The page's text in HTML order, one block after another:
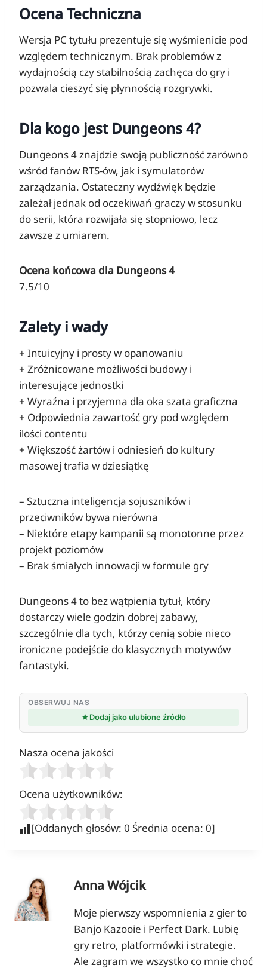
Ocena Techniczna
Wersja PC tytułu prezentuje się wyśmienicie pod
względem technicznym. Brak problemów z
wydajnością czy stabilnością zachęca do gry i
pozwala cieszyć się płynnością rozgrywki.
Dla kogo jest Dungeons 4?
Dungeons 4 znajdzie swoją publiczność zarówno
wśród fanów RTS-ów, jak i symulatorów
zarządzania. Ostateczny wydźwięk będzie
zależał jednak od oczekiwań graczy w stosunku
do serii, która rozwijała się stopniowo, lecz
zawsze z umiarem.
Ocena końcowa dla Dungeons 4
7.5/10
Zalety i wady
+ Intuicyjny i prosty w opanowaniu
+ Zróżnicowane możliwości budowy i
interesujące jednostki
+ Wyraźna i przyjemna dla oka szata graficzna
+ Odpowiednia zawartość gry pod względem
ilości contentu
+ Większość żartów i odniesień do kultury
masowej trafia w dziesiątkę
– Sztuczna inteligencja sojuszników i
przeciwników bywa nierówna
– Niektóre etapy kampanii są monotonne przez
projekt poziomów
– Brak śmiałych innowacji w formule gry
Dungeons 4 to bez wątpienia tytuł, który
dostarczy wiele godzin dobrej zabawy,
szczególnie dla tych, którzy cenią sobie nieco
ironiczne podejście do klasycznych motywów
fantastyki.
OBSERWUJ NAS
★Dodaj jako ulubione źródło
Nasza ocena jakości
Ocena użytkowników:
[Oddanych głosów: 0 Średnia ocena: 0]
Anna Wójcik
Moje pierwszy wspomnienia z gier to
Banjo Kazooie i Perfect Dark. Lubię
gry retro, platformówki i strategie.
Ale zagram we wszystko co mnie choć